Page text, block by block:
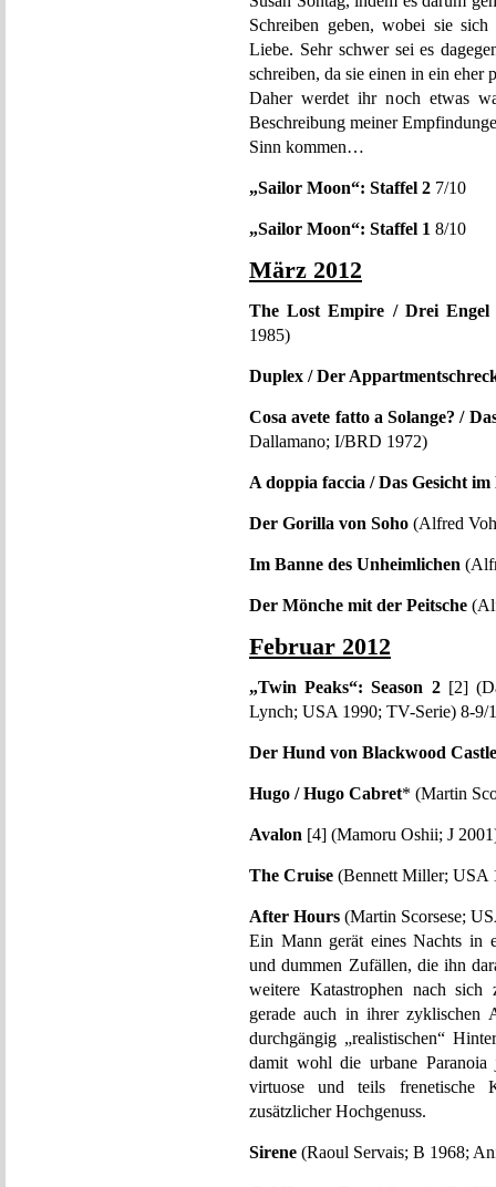
Schreiben geben, wobei sie
Liebe. Sehr schwer sei es
schreiben, da sie einen in ein eher
Daher werdet ihr noch etwas
Beschreibung meiner
Sinn kommen…
„Sailor Moon“: Staffel 2 7/10
„Sailor Moon“: Staffel 1 8/10
März 2012
The Lost Empire / Drei Engel
1985)
Duplex / Der
Cosa avete fatto a Solange? /
Dallamano; I/BRD 1972)
A doppia faccia / Das Gesicht
Der Gorilla von Soho (Alfred
Im Banne des Unheimlichen
Der Mönche mit der Peitsche
Februar 2012
„Twin Peaks“: Season 2[2]
Lynch; USA 1990; TV-Serie) 8-9/
Der Hund von Blackwood Castle
Hugo / Hugo Cabret* (Martin
Avalon [4] (Mamoru Oshii; J
The Cruise (Bennett Miller; USA
After Hours (Martin Scorsese;
Ein Mann gerät eines Nachts in
und dummen Zufällen, die ihn
weitere Katastrophen nach sich
gerade auch in ihrer zyklischen
durchgängig „realistischen“
damit wohl die urbane Paranoia
virtuose und teils frenetische
zusätzlicher Hochgenuss.
Sirene (Raoul Servais; B 1968;